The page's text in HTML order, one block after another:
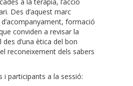
Des d’aquest marc
formació
conviden a revisar la
d’una ètica del bon
reconeixement dels sabers
i participants a la sessió: